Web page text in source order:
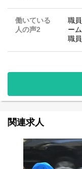
働いている
人の声2
職
ー
職
関連求人